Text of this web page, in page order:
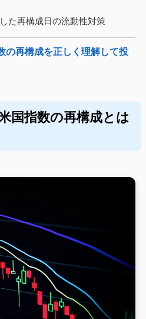
た再構成日の流動性対策
の再構成を正しく理解して投
国指数の再構成とは